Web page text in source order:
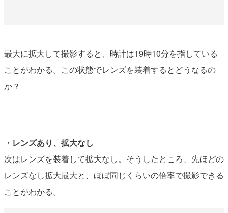
最大に拡大して撮影すると、時計は19時10分を指している
ことがわかる。この状態でレンズを装着するとどうなるの
か？
・レンズあり、拡大なし
次はレンズを装着して拡大なし。そうしたところ、先ほどの
レンズなし拡大最大と、ほぼ同じくらいの倍率で撮影できる
ことがわかる。